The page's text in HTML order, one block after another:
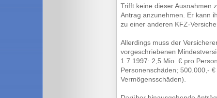
Trifft keine dieser Ausnahmen
Antrag anzunehmen. Er kann
zu einer anderen KFZ-
Allerdings muss der
vorgeschriebenen
1.7.1997: 2,5 Mio. € pro
Personenschäden; 500.000,-
Vermögensschäden).